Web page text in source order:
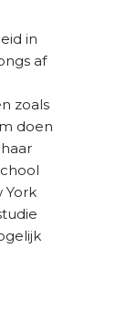
in
af
zoals
doen
York